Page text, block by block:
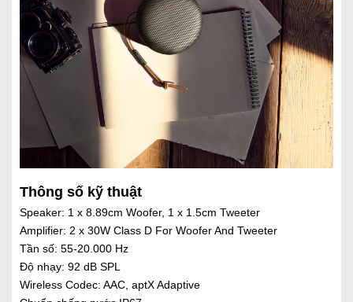
Thông số kỹ thuật
Speaker: 1 x 8.89cm Woofer, 1 x 1.5cm Tweeter
Amplifier: 2 x 30W Class D For Woofer And Tweeter
Tần số: 55-20.000 Hz
Độ nhạy: 92 dB SPL
Wireless Codec: AAC, aptX Adaptive